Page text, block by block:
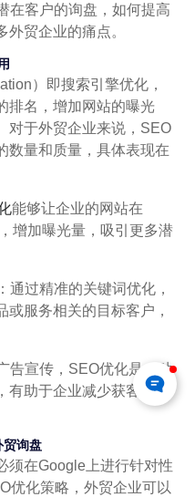
在客户的询盘，如何提高
贸企业的痛点。
）即搜索引擎优化，
排名，增加网站的曝光
对于外贸企业来说，SEO
数量和质量，具体表现在
能够让企业的网站在
增加曝光量，吸引更多潜
通过精准的关键词优化，
服务相关的目标客户，
告宣传，SEO优化是一种
有助于企业减少获客成
贸询盘
须在Google上进行针对性
优化策略，外贸企业可以